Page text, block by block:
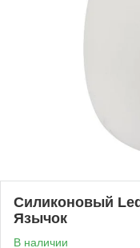
Силиконовый
Язычок
В наличии